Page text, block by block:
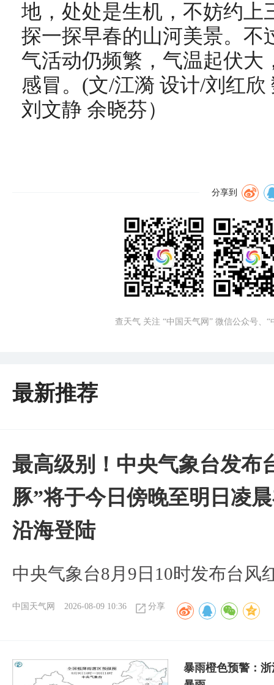
地，处处是生机，不妨约上
探一探早春的山河美景。不
气活动仍频繁，气温起伏大
感冒。(文/江漪 设计/刘红
刘文静 余晓芬）
分享到
查天气 关注 “中国天气网” 微信公众号、
最新推荐
最高级别！中央气象台发布
豚”将于今日傍晚至明日凌
沿海登陆
中央气象台8月9日10时发布台风
中国天气网 2026-08-09 10:36 分享
暴雨橙色预警：